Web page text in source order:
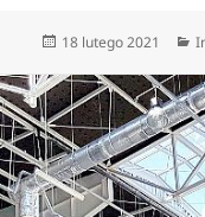
Data
18 lutego 2021